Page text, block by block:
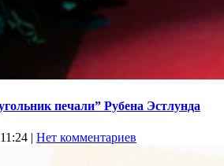
печали” Рубена Эстлунда
| Нет комментариев